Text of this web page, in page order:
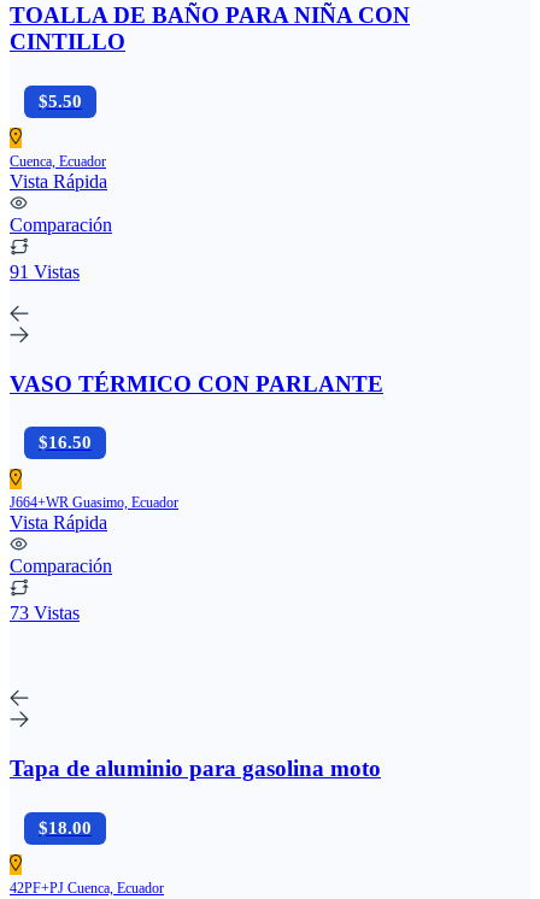
TOALLA DE BAÑO PARA NIÑA CON
CINTILLO
$5.50
Cuenca, Ecuador
Vista Rápida
Comparación
91 Vistas
VASO TÉRMICO CON PARLANTE
$16.50
J664+WR Guasimo, Ecuador
Vista Rápida
Comparación
73 Vistas
Tapa de aluminio para gasolina moto
$18.00
42PF+PJ Cuenca, Ecuador